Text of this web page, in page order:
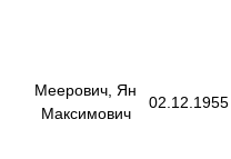
Меерович, Ян
Максимович
02.12.1955